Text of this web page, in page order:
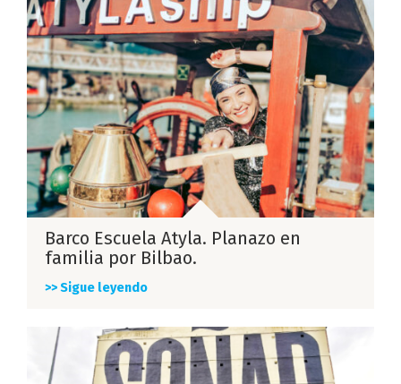
Barco Escuela Atyla. Planazo en
familia por Bilbao.
>> Sigue leyendo